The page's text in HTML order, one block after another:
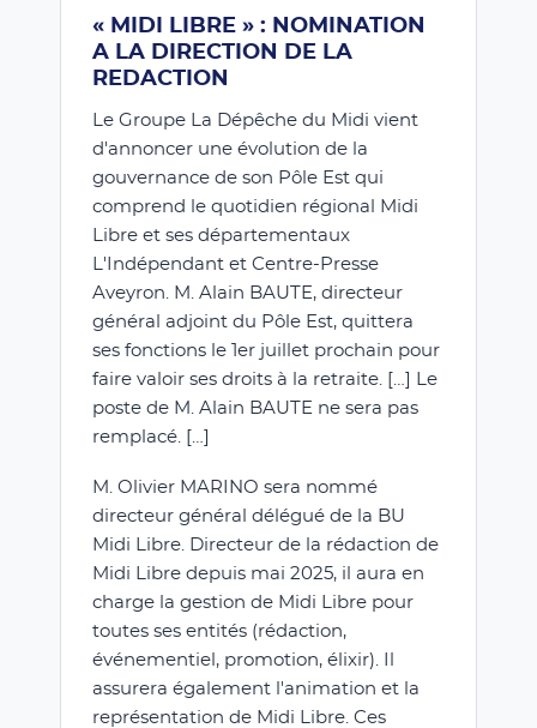
« MIDI LIBRE » : NOMINATION
A LA DIRECTION DE LA
REDACTION
Le Groupe La Dépêche du Midi vient
d'annoncer une évolution de la
gouvernance de son Pôle Est qui
comprend le quotidien régional Midi
Libre et ses départementaux
L'Indépendant et Centre-Presse
Aveyron. M. Alain BAUTE, directeur
général adjoint du Pôle Est, quittera
ses fonctions le 1er juillet prochain pour
faire valoir ses droits à la retraite. […] Le
poste de M. Alain BAUTE ne sera pas
remplacé. […]
M. Olivier MARINO sera nommé
directeur général délégué de la BU
Midi Libre. Directeur de la rédaction de
Midi Libre depuis mai 2025, il aura en
charge la gestion de Midi Libre pour
toutes ses entités (rédaction,
événementiel, promotion, élixir). Il
assurera également l'animation et la
représentation de Midi Libre. Ces